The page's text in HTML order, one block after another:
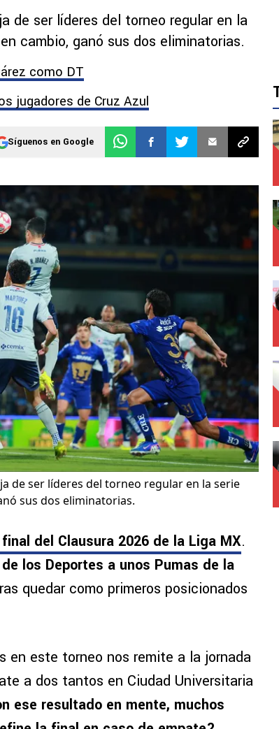
de ser líderes del torneo regular en la
cambio, ganó sus dos eliminatorias.
como DT
jugadores de Cruz Azul
Síguenos en Google
de ser líderes del torneo regular en la serie
sus dos eliminatorias.
del Clausura 2026 de la Liga MX.
los Deportes a unos Pumas de la
quedar como primeros posicionados
en este torneo nos remite a la jornada
a dos tantos en Ciudad Universitaria
ese resultado en mente, muchos